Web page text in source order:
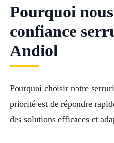
Pourquoi
confiance
Andiol
Pourquoi choisir notre
priorité est de répondre
des solutions efficaces et